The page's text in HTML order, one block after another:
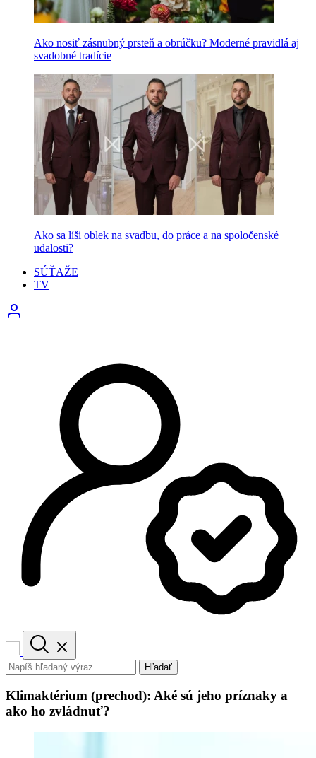
Ako nosiť zásnubný prsteň a obrúčku? Moderné pravidlá aj
svadobné tradície
Ako sa líši oblek na svadbu, do práce a na spoločenské
udalosti?
SÚŤAŽE
TV
Hľadať
Klimaktérium (prechod): Aké sú jeho príznaky a
ako ho zvládnuť?